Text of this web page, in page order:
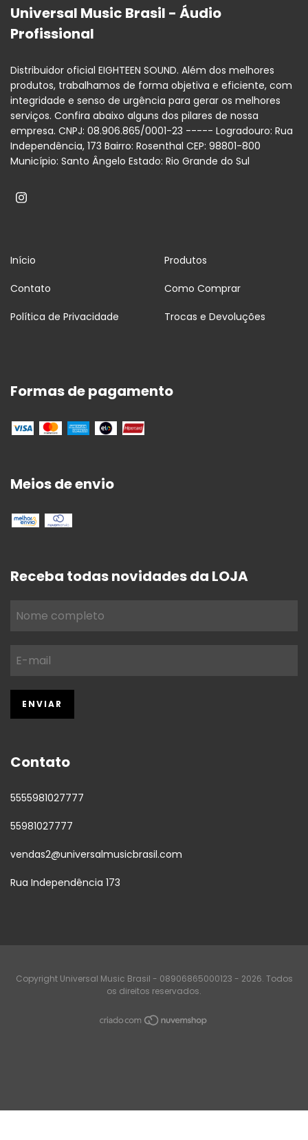
Universal Music Brasil - Áudio
Profissional
Distribuidor oficial EIGHTEEN SOUND. Além dos melhores
produtos, trabalhamos de forma objetiva e eficiente, com
integridade e senso de urgência para gerar os melhores
serviços. Confira abaixo alguns dos pilares de nossa
empresa. CNPJ: 08.906.865/0001-23 ----- Logradouro: Rua
Independência, 173 Bairro: Rosenthal CEP: 98801-800
Município: Santo Ângelo Estado: Rio Grande do Sul
Início Produtos
Contato Como Comprar
Política de Privacidade Trocas e Devoluções
Formas de pagamento
Meios de envio
Receba todas novidades da LOJA
Contato
5555981027777
55981027777
vendas2@universalmusicbrasil.com
Rua Independência 173
Copyright Universal Music Brasil - 08906865000123 - 2026. Todos
os direitos reservados.